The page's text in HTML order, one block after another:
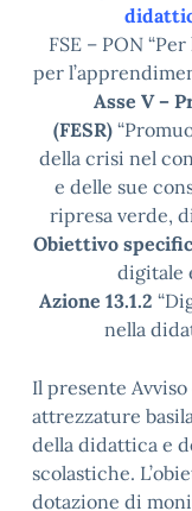
FSE – PON
per
Asse V –
(FESR)
della crisi nel
e delle sue
ripresa verde,
Obiettivo
digitale
Azione 13.1.2
nella
Il presente
attrezzature
della didattica e
scolastiche.
dotazione di